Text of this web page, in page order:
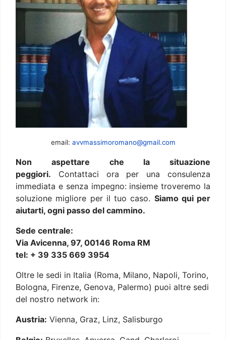
email: avvmassimoromano@gmail.com
Non aspettare che la situazione
peggiori. Contattaci ora per una consulenza
immediata e senza impegno: insieme troveremo la
soluzione migliore per il tuo caso. Siamo qui per
aiutarti, ogni passo del cammino.
Sede centrale:
Via Avicenna, 97, 00146 Roma RM
tel: + 39 335 669 3954
Oltre le sedi in Italia (Roma, Milano, Napoli, Torino,
Bologna, Firenze, Genova, Palermo) puoi altre sedi
del nostro network in:
Austria: Vienna, Graz, Linz, Salisburgo